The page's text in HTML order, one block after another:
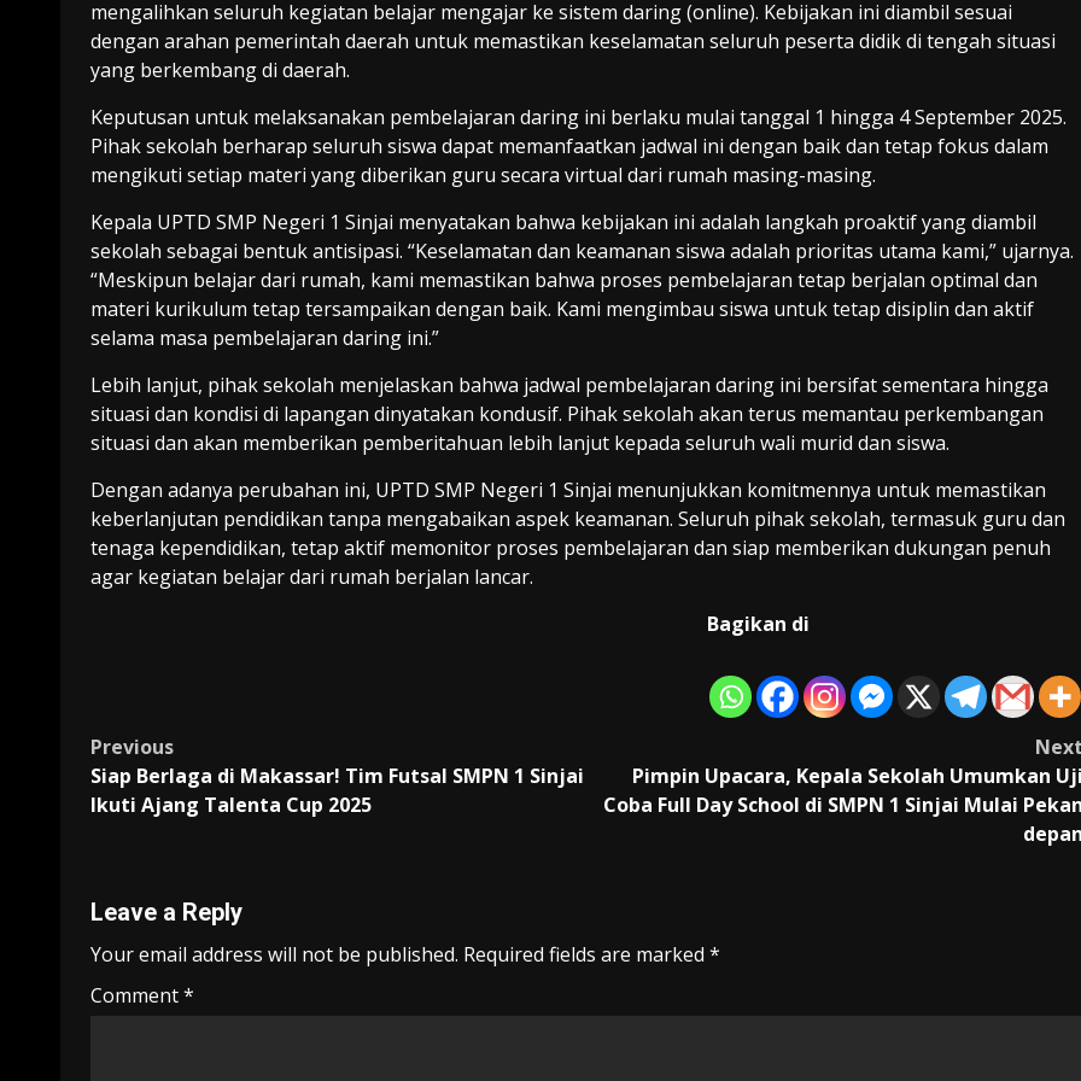
mengalihkan seluruh kegiatan belajar mengajar ke sistem daring (online). Kebijakan ini diambil sesuai
dengan arahan pemerintah daerah untuk memastikan keselamatan seluruh peserta didik di tengah situasi
yang berkembang di daerah.
Keputusan untuk melaksanakan pembelajaran daring ini berlaku mulai tanggal 1 hingga 4 September 2025.
Pihak sekolah berharap seluruh siswa dapat memanfaatkan jadwal ini dengan baik dan tetap fokus dalam
mengikuti setiap materi yang diberikan guru secara virtual dari rumah masing-masing.
Kepala UPTD SMP Negeri 1 Sinjai menyatakan bahwa kebijakan ini adalah langkah proaktif yang diambil
sekolah sebagai bentuk antisipasi. “Keselamatan dan keamanan siswa adalah prioritas utama kami,” ujarnya.
“Meskipun belajar dari rumah, kami memastikan bahwa proses pembelajaran tetap berjalan optimal dan
materi kurikulum tetap tersampaikan dengan baik. Kami mengimbau siswa untuk tetap disiplin dan aktif
selama masa pembelajaran daring ini.”
Lebih lanjut, pihak sekolah menjelaskan bahwa jadwal pembelajaran daring ini bersifat sementara hingga
situasi dan kondisi di lapangan dinyatakan kondusif. Pihak sekolah akan terus memantau perkembangan
situasi dan akan memberikan pemberitahuan lebih lanjut kepada seluruh wali murid dan siswa.
Dengan adanya perubahan ini, UPTD SMP Negeri 1 Sinjai menunjukkan komitmennya untuk memastikan
keberlanjutan pendidikan tanpa mengabaikan aspek keamanan. Seluruh pihak sekolah, termasuk guru dan
tenaga kependidikan, tetap aktif memonitor proses pembelajaran dan siap memberikan dukungan penuh
agar kegiatan belajar dari rumah berjalan lancar.
Bagikan di
Post
navigation
Previous
Siap Berlaga di Makassar! Tim Futsal SMPN 1 Sinjai
Ikuti Ajang Talenta Cup 2025
Next
Pimpin Upacara, Kepala Sekolah Umumkan Uji
Coba Full Day School di SMPN 1 Sinjai Mulai Pekan
depan
Leave a Reply
Your email address will not be published. Required fields are marked *
Comment*